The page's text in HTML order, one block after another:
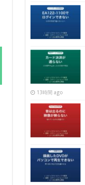
13時間 ago